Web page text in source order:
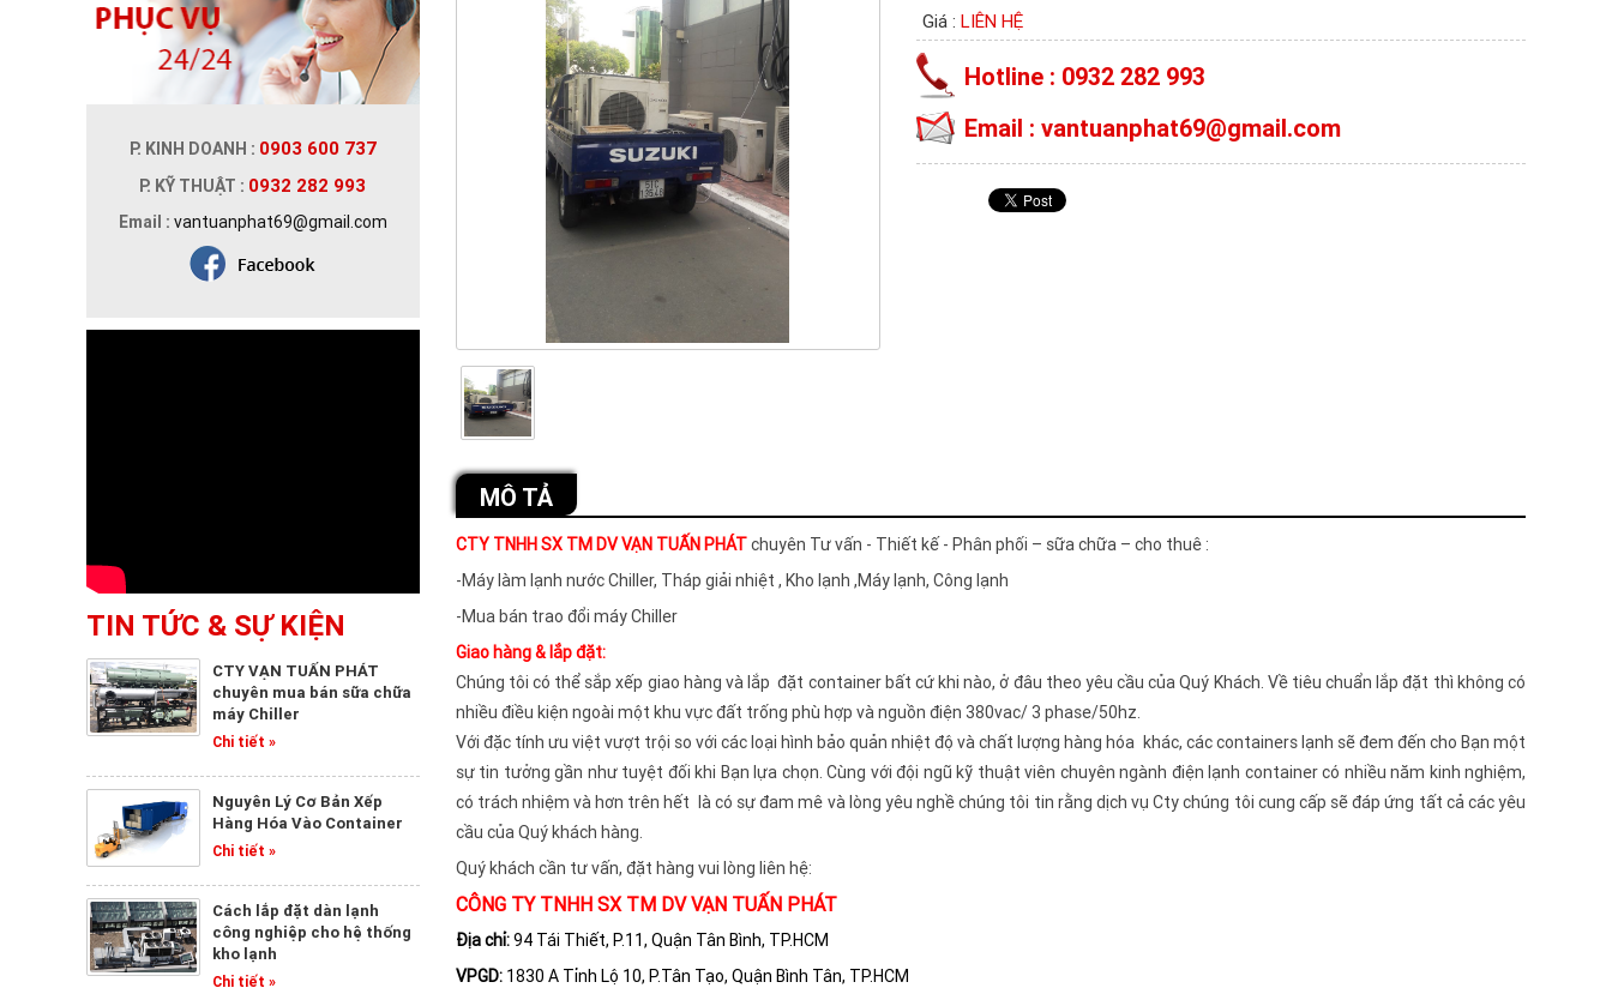
P. KINH DOANH : 0903 600 737
P. KỸ THUẬT : 0932 282 993
Email : vantuanphat69@gmail.com
TIN TỨC & SỰ KIỆN
CTY VẠN TUẤN PHÁT
chuyên mua bán sữa chữa
máy Chiller
Chi tiết »
Nguyên Lý Cơ Bản Xếp
Hàng Hóa Vào Container
Chi tiết »
Cách lắp đặt dàn lạnh
công nghiệp cho hệ thống
kho lạnh
Chi tiết »
Giá : LIÊN HỆ
Hotline : 0932 282 993
Email : vantuanphat69@gmail.com
MÔ TẢ
CTY TNHH SX TM DV VẠN TUẤN PHÁTchuyên Tư vấn - Thiết kế - Phân phối – sữa chữa – cho thuê :
-Máy làm lạnh nước Chiller, Tháp giải nhiệt , Kho lạnh ,Máy lạnh, Công lạnh
-Mua bán trao đổi máy Chiller
Giao hàng & lắp đặt:
Chúng tôi có thể sắp xếp giao hàng và lắp đặt container bất cứ khi nào, ở đâu theo yêu cầu của Quý Khách. Về tiêu chuẩn lắp đặt thì không có
nhiều điều kiện ngoài một khu vực đất trống phù hợp và nguồn điện 380vac/ 3 phase/50hz.
Với đặc tính ưu việt vượt trội so với các loại hình bảo quản nhiệt độ và chất lượng hàng hóa khác, các containers lạnh sẽ đem đến cho Bạn một
sự tin tưởng gần như tuyệt đối khi Bạn lựa chọn. Cùng với đội ngũ kỹ thuật viên chuyên ngành điện lạnh container có nhiều năm kinh nghiệm,
có trách nhiệm và hơn trên hết là có sự đam mê và lòng yêu nghề chúng tôi tin rằng dịch vụ Cty chúng tôi cung cấp sẽ đáp ứng tất cả các yêu
cầu của Quý khách hàng.
Quý khách cần tư vấn, đặt hàng vui lòng liên hệ:
CÔNG TY TNHH SX TM DV VẠN TUẤN PHÁT
Địa chỉ:94 Tái Thiết, P.11, Quận Tân Bình, TP.HCM
VPGD:1830 A Tỉnh Lộ 10, P.Tân Tạo, Quận Bình Tân, TP.HCM